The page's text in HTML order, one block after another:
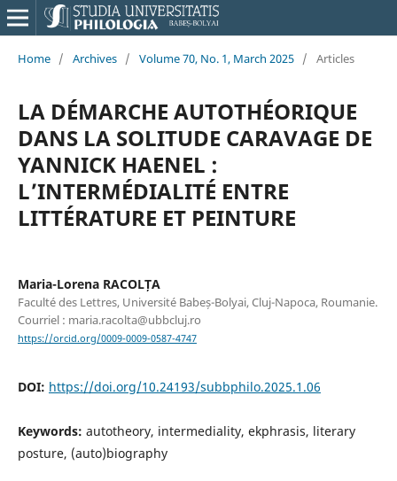
Home / Archives / Volume 70, No. 1, March 2025 / Articles
LA DÉMARCHE AUTOTHÉORIQUE
DANS LA SOLITUDE CARAVAGE DE
YANNICK HAENEL :
L’INTERMÉDIALITÉ ENTRE
LITTÉRATURE ET PEINTURE
Maria-Lorena RACOLȚA
Faculté des Lettres, Université Babeș-Bolyai, Cluj-Napoca, Roumanie.
Courriel : maria.racolta@ubbcluj.ro
https://orcid.org/0009-0009-0587-4747
DOI: https://doi.org/10.24193/subbphilo.2025.1.06
Keywords: autotheory, intermediality, ekphrasis, literary
posture, (auto)biography